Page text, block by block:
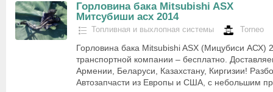
Горловина бака Mitsubishi ASX
Митсубиши асх 2014
Топливная и выхлопная системы Torneo
Горловина бака Mitsubishi ASX (Мицубиси АСХ)
транспортной компании – бесплатно.
Армении, Беларуси, Казахстану, Киргизии!
Автозапчасти из Европы и США, с небольшим